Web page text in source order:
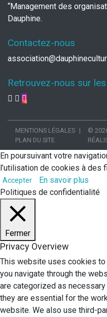
“Management des
Dauphine.
Contactez-nous
Retrouvez-nous sur
MENTIONS LÉGALES
PLAN DU SITE
©
En poursuivant votre
l’utilisation de cookies à des
Accepter
En savoir plus
Politiques de confidentialité
Fermer
Privacy Overview
This website uses cookies
you navigate through the
are categorized as
they are essential for the
website. We also use third-